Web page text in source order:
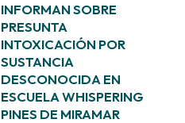
INFORMAN SOBRE
PRESUNTA
INTOXICACIÓN POR
SUSTANCIA
DESCONOCIDA EN
ESCUELA WHISPERING
PINES DE MIRAMAR